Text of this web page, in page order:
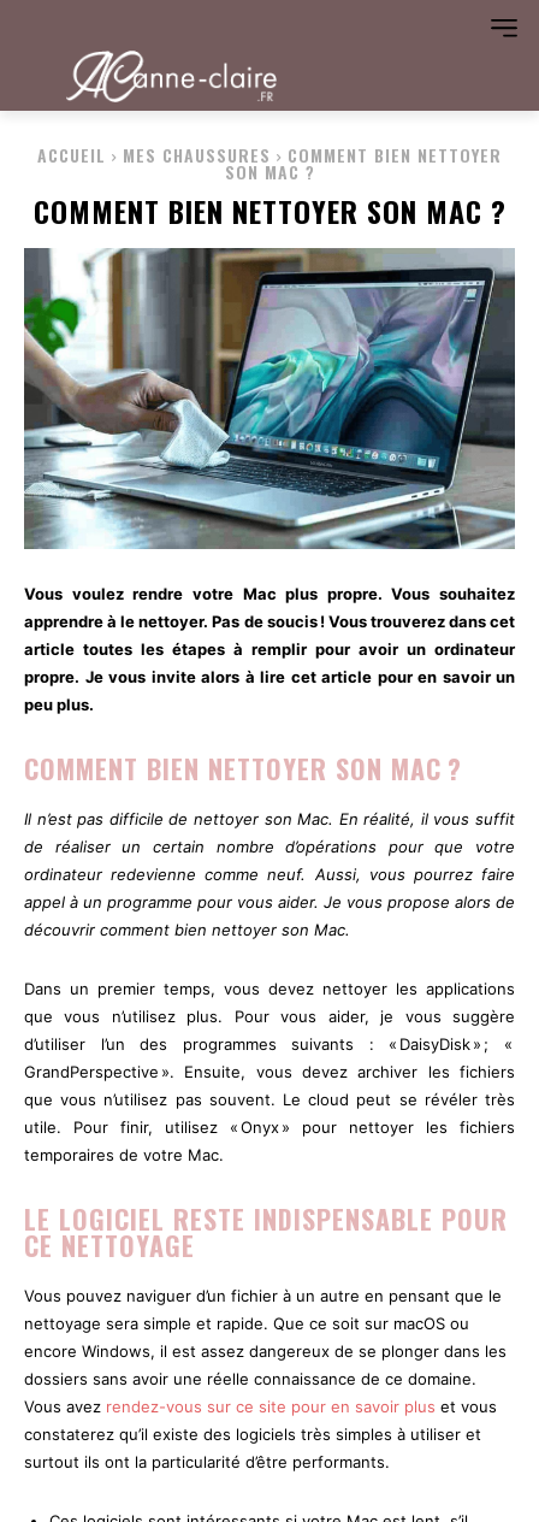
ACCUEIL MES CHAUSSURES COMMENT BIEN NETTOYER
SON MAC ?
COMMENT BIEN NETTOYER SON MAC ?
Vous voulez rendre votre Mac plus propre. Vous souhaitez
apprendre à le nettoyer. Pas de soucis ! Vous trouverez dans cet
article toutes les étapes à remplir pour avoir un ordinateur
propre. Je vous invite alors à lire cet article pour en savoir un
peu plus.
COMMENT BIEN NETTOYER SON MAC ?
Il n’est pas difficile de nettoyer son Mac. En réalité, il vous suffit
de réaliser un certain nombre d’opérations pour que votre
ordinateur redevienne comme neuf. Aussi, vous pourrez faire
appel à un programme pour vous aider. Je vous propose alors de
découvrir comment bien nettoyer son Mac.
Dans un premier temps, vous devez nettoyer les applications
que vous n’utilisez plus. Pour vous aider, je vous suggère
d’utiliser l’un des programmes suivants : « DaisyDisk » ; «
GrandPerspective ». Ensuite, vous devez archiver les fichiers
que vous n’utilisez pas souvent. Le cloud peut se révéler très
utile. Pour finir, utilisez « Onyx » pour nettoyer les fichiers
temporaires de votre Mac.
LE LOGICIEL RESTE INDISPENSABLE POUR
CE NETTOYAGE
Vous pouvez naviguer d’un fichier à un autre en pensant que le
nettoyage sera simple et rapide. Que ce soit sur macOS ou
encore Windows, il est assez dangereux de se plonger dans les
dossiers sans avoir une réelle connaissance de ce domaine.
Vous avez rendez-vous sur ce site pour en savoir plus et vous
constaterez qu’il existe des logiciels très simples à utiliser et
surtout ils ont la particularité d’être performants.